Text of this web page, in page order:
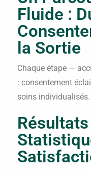
Fluide :
la Sortie
Chaque étape —
: consentement
soins individualisés.